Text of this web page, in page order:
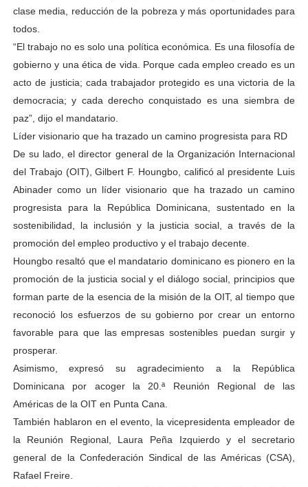
clase media, reducción de la pobreza y más oportunidades para
todos.
“El trabajo no es solo una política económica. Es una filosofía de
gobierno y una ética de vida. Porque cada empleo creado es un
acto de justicia; cada trabajador protegido es una victoria de la
democracia; y cada derecho conquistado es una siembra de
paz”, dijo el mandatario.
Líder visionario que ha trazado un camino progresista para RD
De su lado, el director general de la Organización Internacional
del Trabajo (OIT), Gilbert F. Houngbo, calificó al presidente Luis
Abinader como un líder visionario que ha trazado un camino
progresista para la República Dominicana, sustentado en la
sostenibilidad, la inclusión y la justicia social, a través de la
promoción del empleo productivo y el trabajo decente.
Houngbo resaltó que el mandatario dominicano es pionero en la
promoción de la justicia social y el diálogo social, principios que
forman parte de la esencia de la misión de la OIT, al tiempo que
reconoció los esfuerzos de su gobierno por crear un entorno
favorable para que las empresas sostenibles puedan surgir y
prosperar.
Asimismo, expresó su agradecimiento a la República
Dominicana por acoger la 20.ª Reunión Regional de las
Américas de la OIT en Punta Cana.
También hablaron en el evento, la vicepresidenta empleador de
la Reunión Regional, Laura Peña Izquierdo y el secretario
general de la Confederación Sindical de las Américas (CSA),
Rafael Freire.